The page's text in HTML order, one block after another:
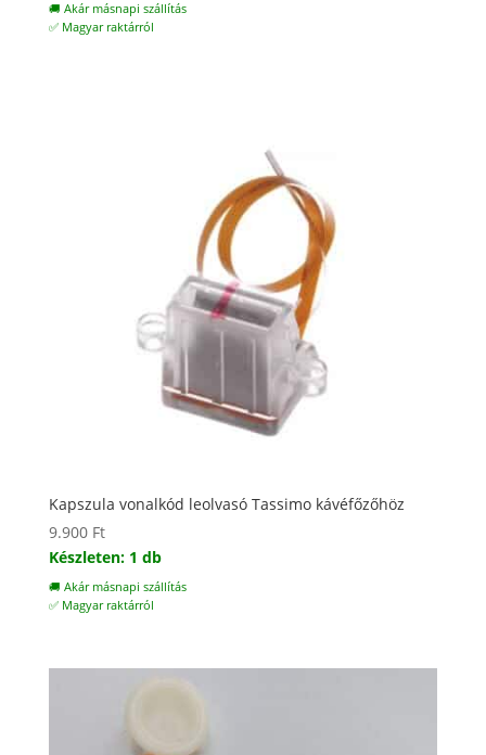
🚚 Akár másnapi szállítás
✅ Magyar raktárról
Kapszula vonalkód leolvasó Tassimo kávéfőzőhöz
9.900 Ft
Készleten: 1 db
🚚 Akár másnapi szállítás
✅ Magyar raktárról